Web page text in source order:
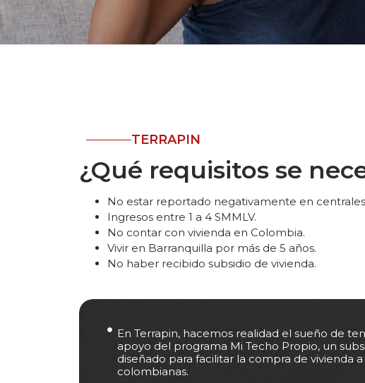
TERRAPIN
¿Qué requisitos se
No estar reportado negativamente en
Ingresos entre 1 a 4 SMMLV.
No contar con vivienda en Colombia.
Vivir en Barranquilla por más de 5 años.
No haber recibido subsidio de vivienda.
En Terrapin, hacemos realidad el sueño de
apoyo del programa Mi Techo Propio, un
diseñado para facilitar la compra de vivienda a
colombianas.